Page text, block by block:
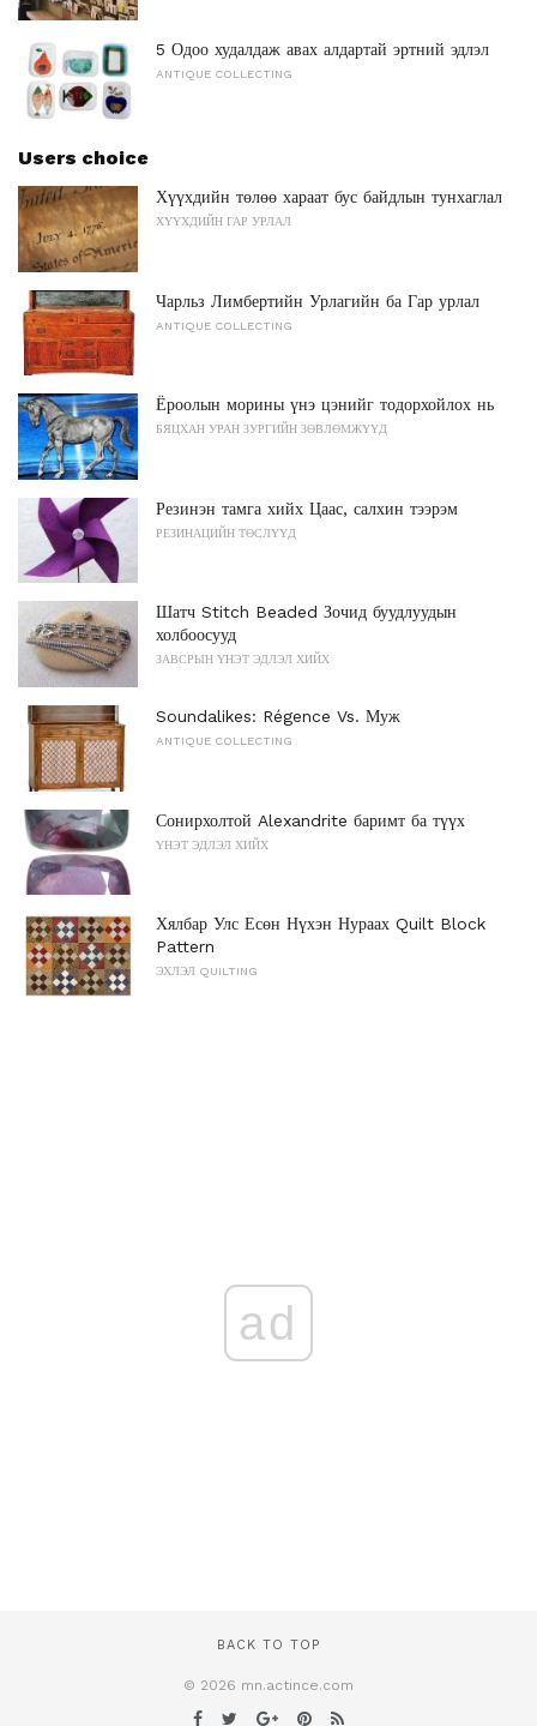
5 Одоо худалдаж авах алдартай эртний эдлэл
ANTIQUE COLLECTING
Users choice
Хүүхдийн төлөө хараат бус байдлын тунхаглал
ХҮҮХДИЙН ГАР УРЛАЛ
Чарльз Лимбертийн Урлагийн ба Гар урлал
ANTIQUE COLLECTING
Ёроолын морины үнэ цэнийг тодорхойлох нь
БЯЦХАН УРАН ЗУРГИЙН ЗӨВЛӨМЖҮҮД
Резинэн тамга хийх Цаас, салхин тээрэм
РЕЗИНАЦИЙН ТӨСЛҮҮД
Шатч Stitch Beaded Зочид буудлуудын
холбоосууд
ЗАВСРЫН ҮНЭТ ЭДЛЭЛ ХИЙХ
Soundalikes: Régence Vs. Муж
ANTIQUE COLLECTING
Сонирхолтой Alexandrite баримт ба түүх
ҮНЭТ ЭДЛЭЛ ХИЙХ
Хялбар Улс Есөн Нүхэн Нураах Quilt Block
Pattern
ЭХЛЭЛ QUILTING
ad
BACK TO TOP
© 2026 mn.actince.com